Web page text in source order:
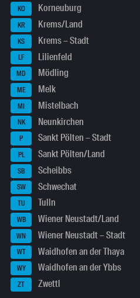
KO Korneuburg
KR Krems/Land
KS Krems – Stadt
LF Lilienfeld
MD Mödling
ME Melk
MI Mistelbach
NK Neunkirchen
P Sankt Pölten – Stadt
PL Sankt Pölten/Land
SB Scheibbs
SW Schwechat
TU Tulln
WB Wiener Neustadt/Land
WN Wiener Neustadt – Stadt
WT Waidhofen an der Thaya
WY Waidhofen an der Ybbs
ZT Zwettl